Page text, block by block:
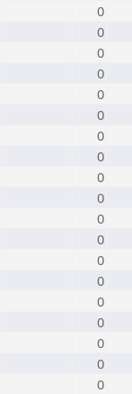
0
0
0
0
0
0
0
0
0
0
0
0
0
0
0
0
0
0
0